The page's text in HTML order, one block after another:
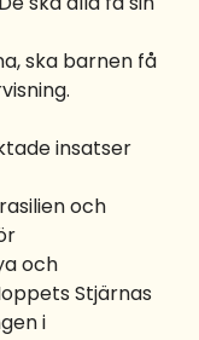
ska barnen få
insatser
och
och
Stjärnas
i